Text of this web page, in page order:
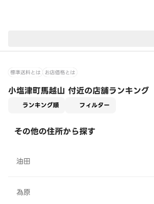
標準送料とは お店価格とは
小塩津町馬越山 付近の店舗ランキング
ランキング順 フィルター
その他の住所から探す
油田
為原